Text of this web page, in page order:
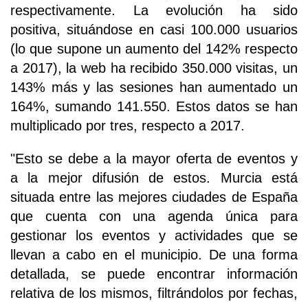
respectivamente. La evolución ha sido
positiva, situándose en casi 100.000 usuarios
(lo que supone un aumento del 142% respecto
a 2017), la web ha recibido 350.000 visitas, un
143% más y las sesiones han aumentado un
164%, sumando 141.550. Estos datos se han
multiplicado por tres, respecto a 2017.
"Esto se debe a la mayor oferta de eventos y
a la mejor difusión de estos. Murcia está
situada entre las mejores ciudades de España
que cuenta con una agenda única para
gestionar los eventos y actividades que se
llevan a cabo en el municipio. De una forma
detallada, se puede encontrar información
relativa de los mismos, filtrándolos por fechas,